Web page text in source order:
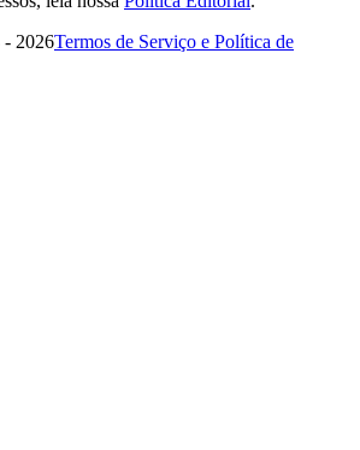
2026Termos de Serviço e Política de